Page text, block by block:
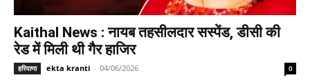
Kaithal News : नायब तहसीलदार सस्पेंड, डीसी की
रेड में मिली थी गैर हाजिर
हरियाणा ekta kranti - 04/06/2026 0